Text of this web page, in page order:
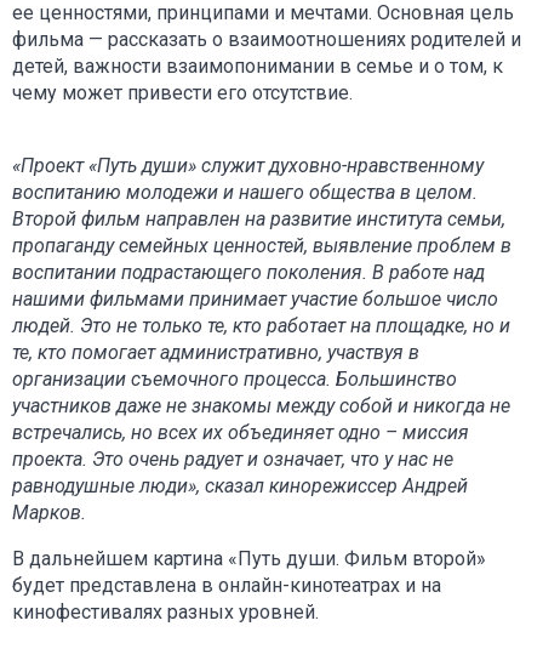
ее ценностями, принципами и мечтами. Основная цель
фильма — рассказать о взаимоотношениях родителей и
детей, важности взаимопонимании в семье и о том, к
чему может привести его отсутствие.
«Проект «Путь души» служит духовно-нравственному
воспитанию молодежи и нашего общества в целом.
Второй фильм направлен на развитие института семьи,
пропаганду семейных ценностей, выявление проблем в
воспитании подрастающего поколения. В работе над
нашими фильмами принимает участие большое число
людей. Это не только те, кто работает на площадке, но и
те, кто помогает административно, участвуя в
организации съемочного процесса. Большинство
участников даже не знакомы между собой и никогда не
встречались, но всех их объединяет одно – миссия
проекта. Это очень радует и означает, что у нас не
равнодушные люди», сказал кинорежиссер Андрей
Марков.
В дальнейшем картина «Путь души. Фильм второй»
будет представлена в онлайн-кинотеатрах и на
кинофестивалях разных уровней.